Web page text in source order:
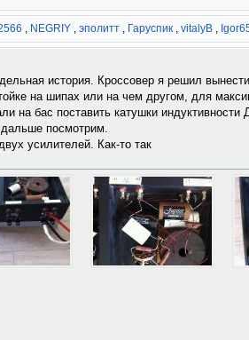
, NEGRIY , эполитт , Гаруспик , vitalyB ,
история. Кроссовер я решил
на шипах или на чем другом, для
на бас поставить катушки
дальше посмотрим.
усилителей. Как-то так